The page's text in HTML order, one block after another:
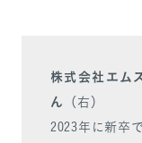
株式会社エム
ん
（右）
2023年に新卒